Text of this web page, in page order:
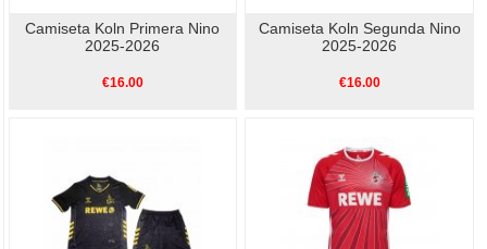
Camiseta Koln Primera Nino
2025-2026
€16.00
Camiseta Koln Segunda Nino
2025-2026
€16.00